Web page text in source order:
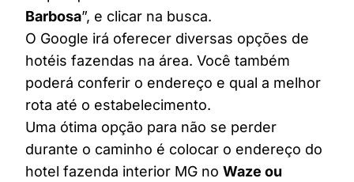
Barbosa”, e clicar na busca.
O Google irá oferecer diversas opções de
hotéis fazendas na área. Você também
poderá conferir o endereço e qual a melhor
rota até o estabelecimento.
Uma ótima opção para não se perder
durante o caminho é colocar o endereço do
hotel fazenda interior MG no Waze ou